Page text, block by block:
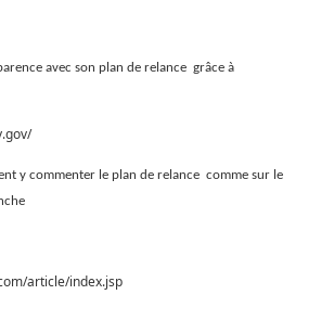
avec son plan de relance grâce à
y commenter le plan de relance comme sur le
article/index.jsp